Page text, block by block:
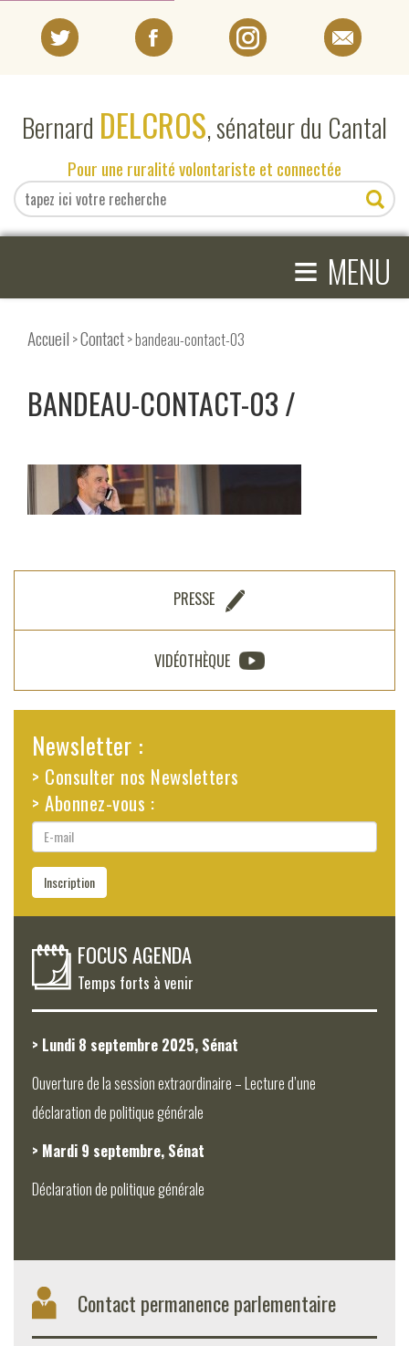
Bernard DELCROS, sénateur du Cantal
Pour une ruralité volontariste et connectée
≡ MENU
EN DIRECT DU SÉNAT
EN DIRECT DU CANTAL
Accueil >Contact> bandeau-contact-03
BANDEAU-CONTACT-03
PRESSE
VIDÉOTHÈQUE
Newsletter :
> Consulter nos Newsletters
> Abonnez-vous :
E-
mail
Inscription
FOCUS AGENDA
Temps forts à venir
> Lundi 8 septembre 2025, Sénat
Ouverture de la session extraordinaire – Lecture d’une
déclaration de politique générale
> Mardi 9 septembre, Sénat
Déclaration de politique générale
Contact permanence parlementaire